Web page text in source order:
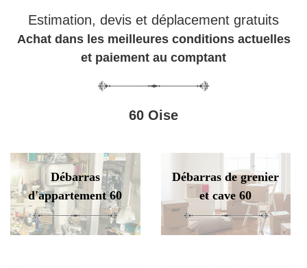
Estimation, devis et déplacement gratuits
Achat dans les meilleures conditions actuelles
et paiement au comptant
60 Oise
Débarras
d'appartement 60
Débarras de grenier
et cave 60